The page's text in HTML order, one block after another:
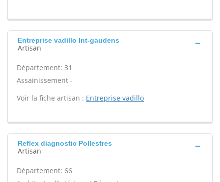
Entreprise vadillo Int-gaudens
Artisan
Département: 31
Assainissement -
Voir la fiche artisan : Entreprise vadillo
Reflex diagnostic Pollestres
Artisan
Département: 66